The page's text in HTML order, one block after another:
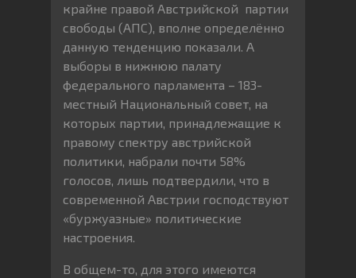
крайне правой Австрийской партии
свободы (АПС), вполне определённо
данную тенденцию показали. А
выборы в нижнюю палату
федерального парламента – 183-
местный Национальный совет, на
которых партии, принадлежащие к
правому спектру австрийской
политики, набрали почти 58%
голосов, лишь подтвердили, что в
современной Австрии господствуют
«буржуазные» политические
настроения.
В общем-то, для этого имеются